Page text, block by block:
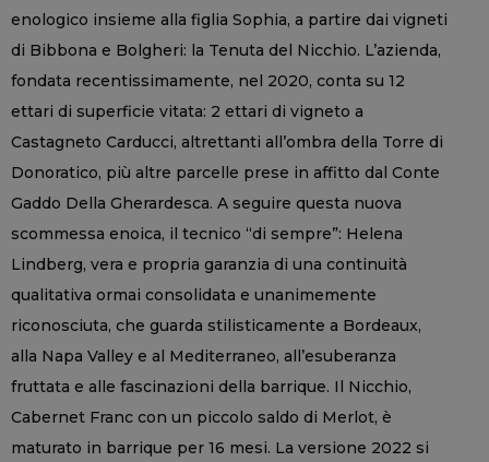
enologico insieme alla figlia Sophia, a partire dai vigneti
di Bibbona e Bolgheri: la Tenuta del Nicchio. L’azienda,
fondata recentissimamente, nel 2020, conta su 12
ettari di superficie vitata: 2 ettari di vigneto a
Castagneto Carducci, altrettanti all’ombra della Torre di
Donoratico, più altre parcelle prese in affitto dal Conte
Gaddo Della Gherardesca. A seguire questa nuova
scommessa enoica, il tecnico “di sempre”: Helena
Lindberg, vera e propria garanzia di una continuità
qualitativa ormai consolidata e unanimemente
riconosciuta, che guarda stilisticamente a Bordeaux,
alla Napa Valley e al Mediterraneo, all’esuberanza
fruttata e alle fascinazioni della barrique. Il Nicchio,
Cabernet Franc con un piccolo saldo di Merlot, è
maturato in barrique per 16 mesi. La versione 2022 si